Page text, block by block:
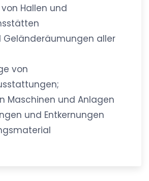
Hallen und
Geländeräumungen aller
von
Maschinen und Anlagen
und Entkernungen